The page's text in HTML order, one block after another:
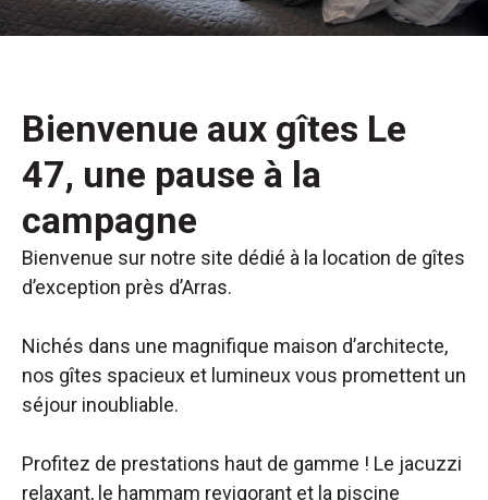
Bienvenue aux gîtes Le
47, une pause à la
campagne
Bienvenue sur notre site dédié à la location de gîtes
d’exception près d’Arras.
Nichés dans une magnifique maison d’architecte,
nos gîtes spacieux et lumineux vous promettent un
séjour inoubliable.
Profitez de prestations haut de gamme ! Le jacuzzi
relaxant, le hammam revigorant et la piscine